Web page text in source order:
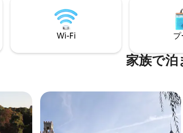
楽しみいただけます。 広くてシックで快
適なお家で、ファミリーホームの雰囲気
があり、10 ～ 12人まで宿泊できます。
Wi-Fi
家族で泊